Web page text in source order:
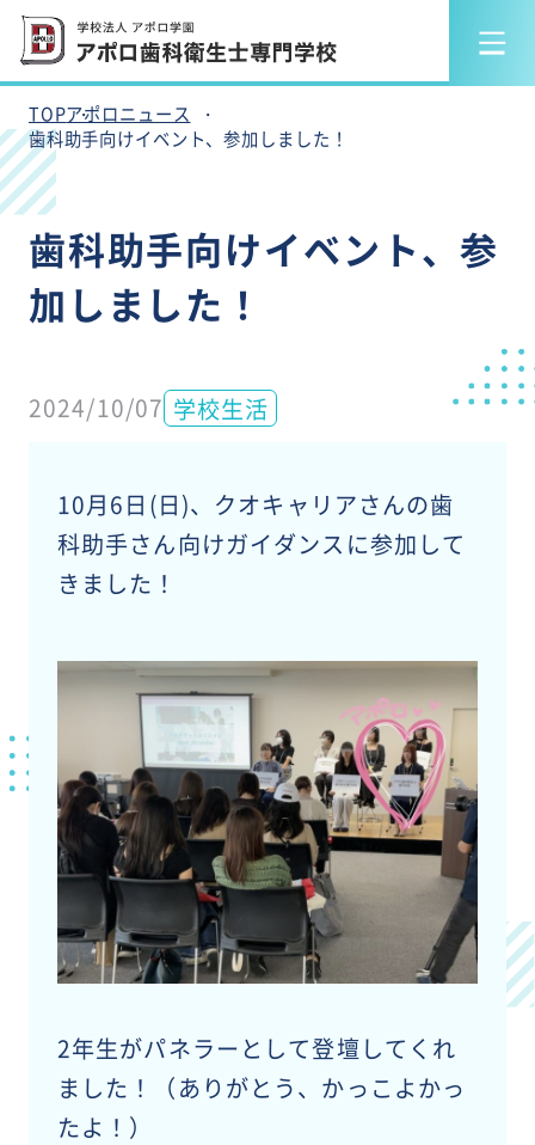
TOPアポロニュース
歯科助手向けイベント、参加しました！
歯科助手向けイベント、参
加しました！
2024/10/07 学校生活
10月6日(日)、クオキャリアさんの歯
科助手さん向けガイダンスに参加して
きました！
2年生がパネラーとして登壇してくれ
ました！（ありがとう、かっこよかっ
たよ！）